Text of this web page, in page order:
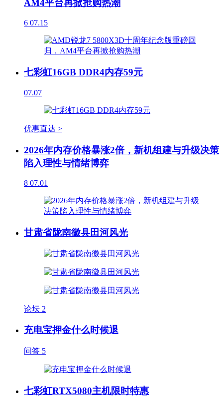
AM4平台再掀抢购热潮
6 07.15
七彩虹16GB DDR4内存59元
07.07
优惠直达 >
2026年内存价格暴涨2倍，新机组建与升级决策
陷入理性与情绪博弈
8 07.01
甘肃省陇南徽县田河风光
论坛 2
充电宝押金什么时候退
问答 5
七彩虹RTX5080主机限时特惠